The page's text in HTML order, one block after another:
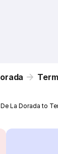
La Dorada to